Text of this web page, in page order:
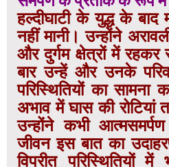
हल्दीघाटी के युद्ध के बाद
नहीं मानी। उन्होंने
और दुर्गम क्षेत्रों में रहकर
बार उन्हें और उनके
परिस्थितियों का
अभाव में घास की
उन्होंने कभी
जीवन इस बात का
विपरीत परिस्थितियों